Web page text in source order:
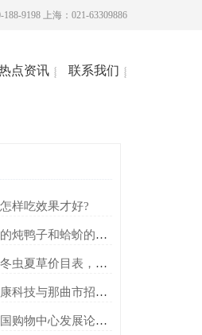
9198 上海：021-63309886
点资讯 联系我们
样吃效果才好?
炖鸭子和蛤蚧的方法
表，冬虫夏草如何分等级 ？什么价
那曲市招商局达成战略合作
展论坛在上海浦东国际会议中心成功举办